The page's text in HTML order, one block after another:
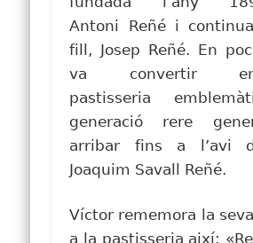
Antoni Reñé i
fill, Josep Reñé. En
va convertir
pastisseria
generació rere
arribar fins a l’avi
Joaquim Savall Reñé.
Víctor rememora la
a la pastisseria així: «